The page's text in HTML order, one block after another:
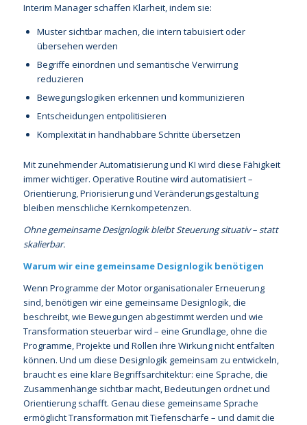
Interim Manager schaffen Klarheit, indem sie:
Muster sichtbar machen, die intern tabuisiert oder
übersehen werden
Begriffe einordnen und semantische Verwirrung
reduzieren
Bewegungslogiken erkennen und kommunizieren
Entscheidungen entpolitisieren
Komplexität in handhabbare Schritte übersetzen
Mit zunehmender Automatisierung und KI wird diese Fähigkeit
immer wichtiger. Operative Routine wird automatisiert –
Orientierung, Priorisierung und Veränderungsgestaltung
bleiben menschliche Kernkompetenzen.
Ohne gemeinsame Designlogik bleibt Steuerung situativ – statt
skalierbar.
Warum wir eine gemeinsame Designlogik benötigen
Wenn Programme der Motor organisationaler Erneuerung
sind, benötigen wir eine gemeinsame Designlogik, die
beschreibt, wie Bewegungen abgestimmt werden und wie
Transformation steuerbar wird – eine Grundlage, ohne die
Programme, Projekte und Rollen ihre Wirkung nicht entfalten
können. Und um diese Designlogik gemeinsam zu entwickeln,
braucht es eine klare Begriffsarchitektur: eine Sprache, die
Zusammenhänge sichtbar macht, Bedeutungen ordnet und
Orientierung schafft. Genau diese gemeinsame Sprache
ermöglicht Transformation mit Tiefenschärfe – und damit die